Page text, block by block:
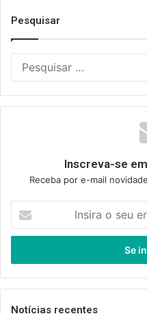
Pesquisar
Inscreva-se
Receba por e-mail
seu
de
email
Notícias recentes